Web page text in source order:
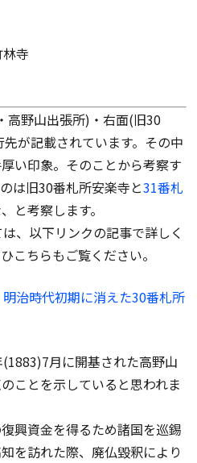
寺
高野山出張所)・右面(旧30
が記載されています。その中
い印象。そのことから考察す
は旧30番札所安楽寺と31番札
と考察します。
、以下リンクの記事で詳しく
こちらもご覧ください。
明治時代初期に消えた30番札所
月に開基された高野山
ことを示していると思われま
興資金を得るため諸国を巡錫
を訪れた際、廃仏毀釈により